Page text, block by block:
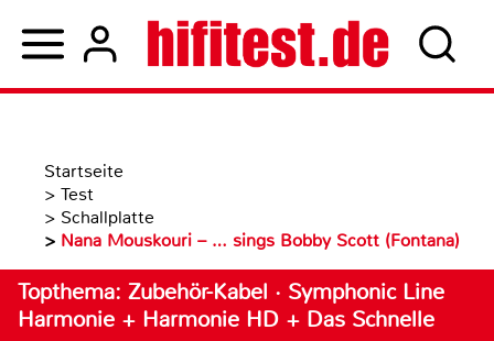
Startseite
> Test
> Schallplatte
> Nana Mouskouri – … sings Bobby Scott (Fontana)
Topthema: Zubehör-Kabel · Symphonic Line
Harmonie + Harmonie HD + Das Schnelle